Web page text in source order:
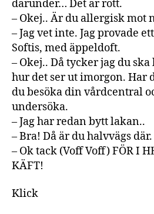
därunder… Det är rött.
– Okej.. Är du allergisk mot
– Jag vet inte. Jag provade
Softis, med äppeldoft.
– Okej.. Då tycker jag du
hur det ser ut imorgon. Har
du besöka din vårdcentral
undersöka.
– Jag har redan bytt lakan..
– Bra! Då är du halvvägs där.
– Ok tack (Voff Voff) FÖR I
KÄFT!
Klick